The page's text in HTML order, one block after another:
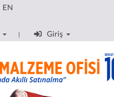
EN
Giriş